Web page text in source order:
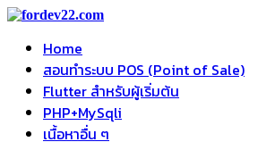
Home
สอนทำระบบ POS (Point of Sale)
Flutter สำหรับผู้เริ่มต้น
PHP+MySqli
เนื้อหาอื่น ๆ